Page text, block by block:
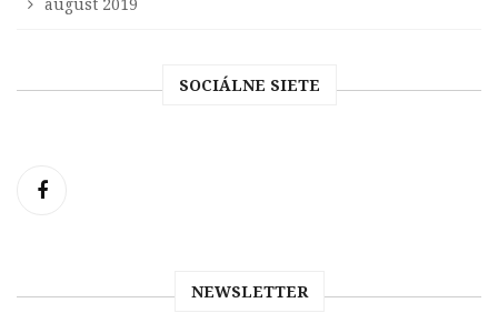
august 2019
SOCIÁLNE SIETE
NEWSLETTER